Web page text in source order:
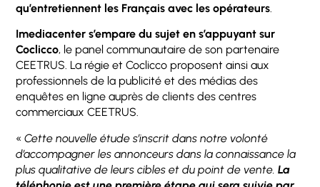
qu’entretiennent les Français avec les opérateurs.
Imediacenter s’empare du sujet en s’appuyant sur
Coclicco, le panel communautaire de son partenaire
CEETRUS. La régie et Coclicco proposent ainsi aux
professionnels de la publicité et des médias des
enquêtes en ligne auprès de clients des centres
commerciaux CEETRUS.
«Cette nouvelle étude s’inscrit dans notre volonté
d’accompagner les annonceurs dans la connaissance la
plus qualitative de leurs cibles et du point de vente.La